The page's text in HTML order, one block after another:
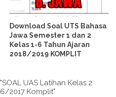
Download Soal UTS Bahasa
Jawa Semester 1 dan 2
Kelas 1-6 Tahun Ajaran
2018/2019 KOMPLIT
UAS Latihan Kelas 2
2017 Komplit"